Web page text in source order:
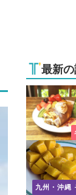
最新
九州・沖縄